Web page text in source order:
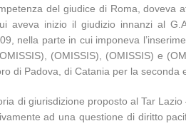
del giudice di Roma, doveva
inizio il giudizio innanzi al
parte in cui imponeva
(OMISSIS), (OMISSIS) e
di Padova, di Catania per la seconda
di giurisdizione proposto al Tar
ad una questione di diritto